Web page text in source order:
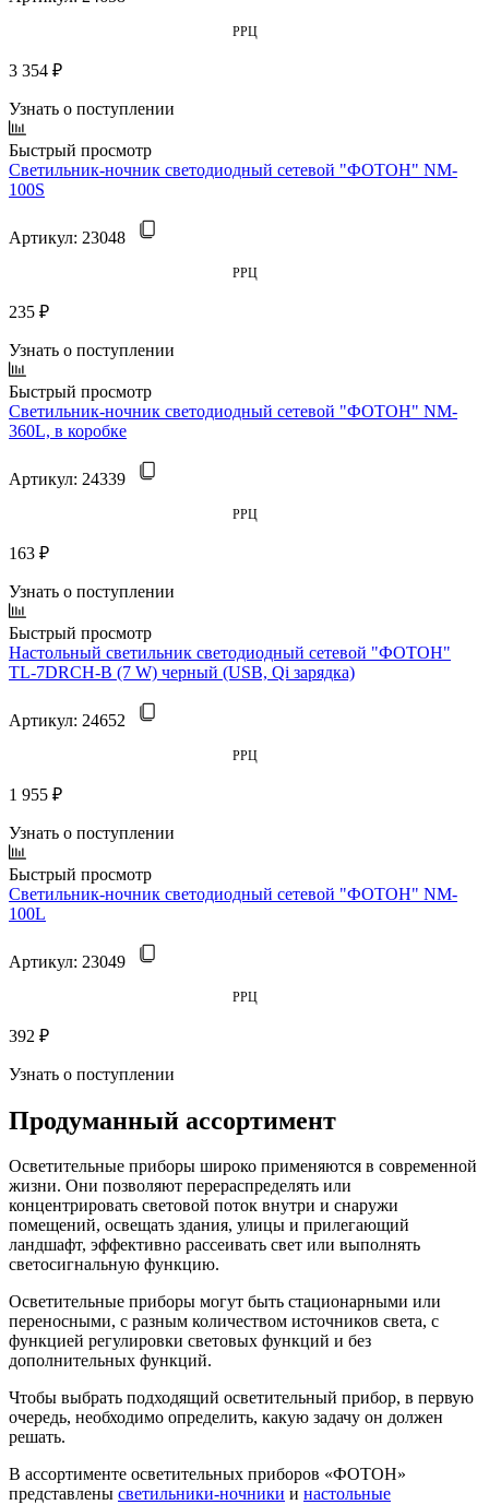
РРЦ
3 354 ₽
Узнать о поступлении
Быстрый просмотр
Светильник-ночник светодиодный сетевой "ФОТОН" NM-
100S
Артикул: 23048
РРЦ
235 ₽
Узнать о поступлении
Быстрый просмотр
Светильник-ночник светодиодный сетевой "ФОТОН" NM-
360L, в коробке
Артикул: 24339
РРЦ
163 ₽
Узнать о поступлении
Быстрый просмотр
Настольный светильник светодиодный сетевой "ФОТОН"
TL-7DRCH-B (7 W) черный (USB, Qi зарядка)
Артикул: 24652
РРЦ
1 955 ₽
Узнать о поступлении
Быстрый просмотр
Светильник-ночник светодиодный сетевой "ФОТОН" NM-
100L
Артикул: 23049
РРЦ
392 ₽
Узнать о поступлении
Продуманный ассортимент
Осветительные приборы широко применяются в современной
жизни. Они позволяют перераспределять или
концентрировать световой поток внутри и снаружи
помещений, освещать здания, улицы и прилегающий
ландшафт, эффективно рассеивать свет или выполнять
светосигнальную функцию.
Осветительные приборы могут быть стационарными или
переносными, с разным количеством источников света, с
функцией регулировки световых функций и без
дополнительных функций.
Чтобы выбрать подходящий осветительный прибор, в первую
очередь, необходимо определить, какую задачу он должен
решать.
В ассортименте осветительных приборов «ФОТОН»
представлены светильники-ночники и настольные